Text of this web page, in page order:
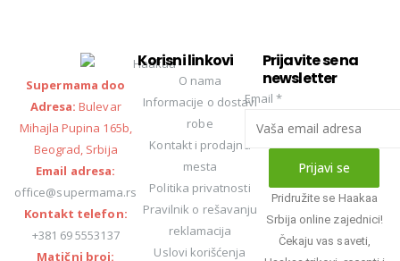
Supermama doo
Adresa: Bulevar
Mihajla Pupina 165b,
Beograd, Srbija
Email adresa:
office@supermama.rs
Kontakt telefon:
+381 69 5553137
Matični broj:
Korisni linkovi
O nama
Informacije o dostavi
robe
Kontakt i prodajna
mesta
Politika privatnosti
Pravilnik o rešavanju
reklamacija
Uslovi korišćenja
Prijavite se na
newsletter
Email*
Prijavi se
Pridružite se Haakaa
Srbija online zajednici!
Čekaju vas saveti,